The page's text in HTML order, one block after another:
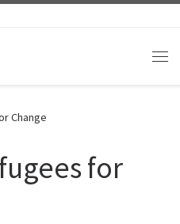
Change
for